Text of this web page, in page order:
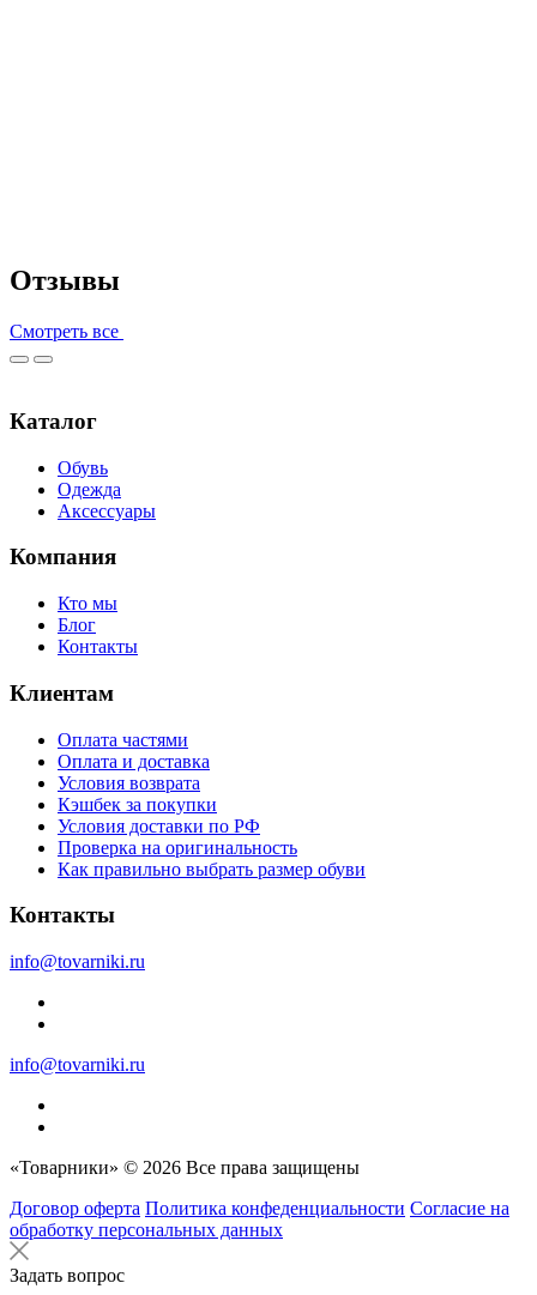
Отзывы
Смотреть все
Каталог
Обувь
Одежда
Аксессуары
Компания
Кто мы
Блог
Контакты
Клиентам
Оплата частями
Оплата и доставка
Условия возврата
Кэшбек за покупки
Условия доставки по РФ
Проверка на оригинальность
Как правильно выбрать размер обуви
Контакты
info@tovarniki.ru
info@tovarniki.ru
«Товарники» © 2026 Все права защищены
Договор оферта Политика конфеденциальности Согласие на
обработку персональных данных
Задать вопрос